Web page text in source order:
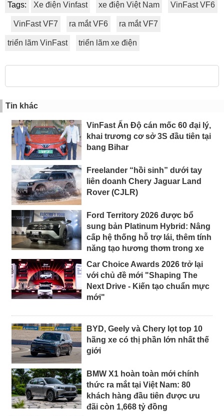
Tags: Xe điện Vinfast xe điện Việt Nam VinFast VF6
VinFast VF7 ra mắt VF6 ra mắt VF7
triển lãm VinFast triển lãm xe điện
Tin khác
VinFast Ấn Độ cán mốc 60 đại lý,
khai trương cơ sở 3S đầu tiên tại
bang Bihar
Freelander “hồi sinh” dưới tay
liên doanh Chery Jaguar Land
Rover (CJLR)
Ford Territory 2026 được bổ
sung bản Platinum Hybrid: Nâng
cấp hệ thống hỗ trợ lái, thêm tính
năng tạo hương thơm trong xe
Car Choice Awards 2026 trở lại
với chủ đề mới "Shaping The
Next Drive - Kiến tạo chuẩn mực
mới"
BYD, Geely và Chery lọt top 10
hãng xe có thị phần lớn nhất thế
giới
BMW X1 hoàn toàn mới chính
thức ra mắt tại Việt Nam: 80
khách hàng đầu tiên được ưu
đãi còn 1,668 tỷ đồng